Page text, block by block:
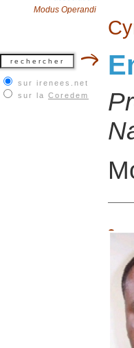
Modus Operandi
sur irenees.net
sur la Coredem